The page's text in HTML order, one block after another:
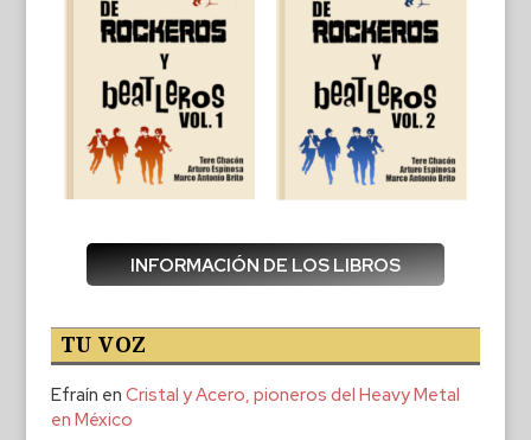
INFORMACIÓN DE LOS LIBROS
TU VOZ
Efraín en Cristal y Acero, pioneros del Heavy Metal
en México